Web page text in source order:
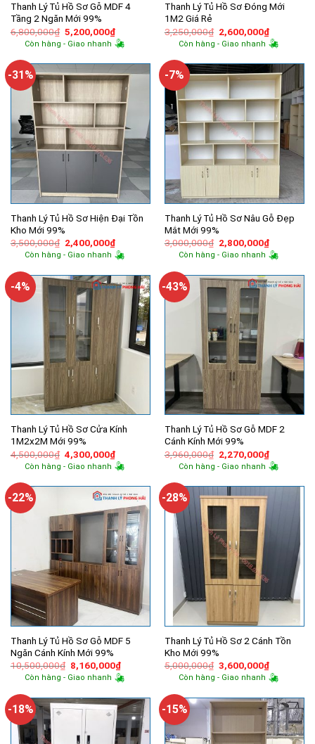
Thanh Lý Tủ Hồ Sơ Gỗ MDF 4
Tầng 2 Ngăn Mới 99%
6,800,000₫ Giá
gốc
là:
5,200,000₫Giá
hiện
tại
5,200,000₫.
Còn hàng - Giao nhanh
Thanh Lý Tủ Hồ Sơ Đóng Mới
1M2 Giá Rẻ
3,250,000₫ Giá
gốc
là:
2,600,000₫Giá
hiện
tại
Còn hàng - Giao nhanh
-31%
Thanh Lý Tủ Hồ Sơ Hiện Đại Tồn
Kho Mới 99%
3,500,000₫ Giá
gốc
là:
2,400,000₫Giá
hiện
tại
2,400,000₫.
Còn hàng - Giao nhanh
-7%
Thanh Lý Tủ Hồ Sơ Nâu Gỗ Đẹp
Mắt Mới 99%
3,000,000₫ Giá
gốc
là:
2,800,000₫Giá
hiện
tại
Còn hàng - Giao nhanh
-4%
Thanh Lý Tủ Hồ Sơ Cửa Kính
1M2x2M Mới 99%
4,500,000₫ Giá
gốc
là:
4,300,000₫Giá
hiện
tại
4,300,000₫.
Còn hàng - Giao nhanh
-43%
Thanh Lý Tủ Hồ Sơ Gỗ MDF 2
Cánh Kính Mới 99%
3,960,000₫ Giá
gốc
là:
2,270,000₫Giá
hiện
tại
Còn hàng - Giao nhanh
-22%
Thanh Lý Tủ Hồ Sơ Gỗ MDF 5
Ngăn Cánh Kính Mới 99%
10,500,000₫ Giá
gốc
là:
8,160,000₫Giá
hiện
tại
8,160,000₫.
Còn hàng - Giao nhanh
-28%
Thanh Lý Tủ Hồ Sơ 2 Cánh Tồn
Kho Mới 99%
5,000,000₫ Giá
gốc
là:
3,600,000₫Giá
hiện
tại
Còn hàng - Giao nhanh
-18% -15%